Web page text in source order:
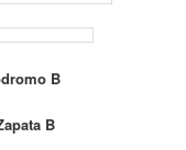
B
B